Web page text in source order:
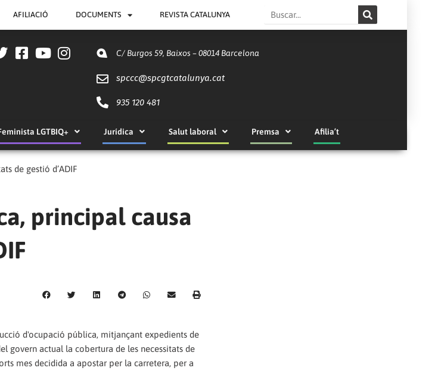
AFILIACIÓ DOCUMENTS REVISTA CATALUNYA Search
C/ Burgos 59, Baixos – 08014 Barcelona
spccc@spcgtcatalunya.cat
935 120 481
LGTBIQ+ Jurídica Salut laboral Premsa Afilia’t
de gestió d’ADIF
principal causa
d'ocupació pública, mitjançant expedients de
govern actual la cobertura de les necessitats de
mes decidida a apostar per la carretera, per a